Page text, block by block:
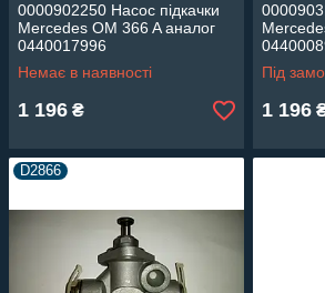
0000902250 Насос підкачки
Mercedes OM 366 A аналог
0440017996
Немає в наявності
1 196 ₴
Під
1 196
D2866